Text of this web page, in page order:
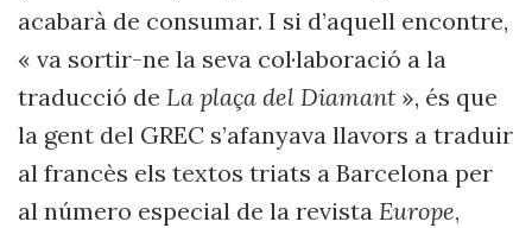
acabarà de consumar. I si d’aquell encontre,
« va sortir-ne la seva col·laboració a la
traducció de La plaça del Diamant », és que
la gent del GREC s’afanyava llavors a traduir
al francès els textos triats a Barcelona per
al número especial de la revista Europe,